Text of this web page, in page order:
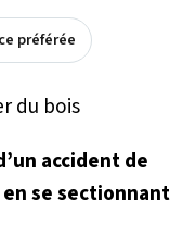
préférée
accident de
se sectionnant